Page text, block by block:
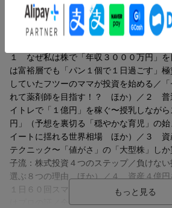
2021年の大きな損失を乗り越え、
億り人に到達するまでの試行錯誤、
4億円超の資産を築き上げた考え方や
高配当株の選び方、
デイトレで利益を積み重ねるための実践
リスク管理の方法、メンタルの保ち方など
忙しいビジネスパーソンや投資初心者が
時間がない中でも効率的に
資産を増やすためのヒントが満載です。
ちょる子流の等身大の投資術を通して、
「私にもできる！」と思える勇気と
具体的な行動力が身につく1冊！
元手240万円からスタートし、
短期のデイトレードと
高配当銘柄の長期投資を組み合わせる
独自の投資スタイルで資産を増やした軌跡
具体的な取引事例やデータとともに紹介し
子育てと両立しながら
どのように情報収集を行い、
戦略を立て、実行してきたのか？
株式投資を始めたきっかけから、
2021年の大きな損失を乗り越え、
億り人に到達するまでの試行錯誤、
4億円超の資産を築き上げた考え方や
具体的な投資手法を丁寧に解説。
目次（「BOOK」データベースよ
１ なぜ私は株で「年収３０００万円」を
は富裕層でも「パン１個で１日過ごす」
していたフツーのママが投資を始める／
れて薬剤師を目指す！？ ほか）／２ 普
イトレで「１億円」を稼ぐ〜授乳しなが
円」（予想を裏切る「穏やかな育児」の
イートに揺れる世界相場 ほか）／３ 資
テクニック〜「値がさ」の「大型株」し
子流：株式投資４つのステップ／負けな
選ぶ８つの理由 ほか）／４ 資産４億円
１日６０回スマホで「Ｘ」を使い倒す（１
はプロの証／全体から１割の「玉」を見